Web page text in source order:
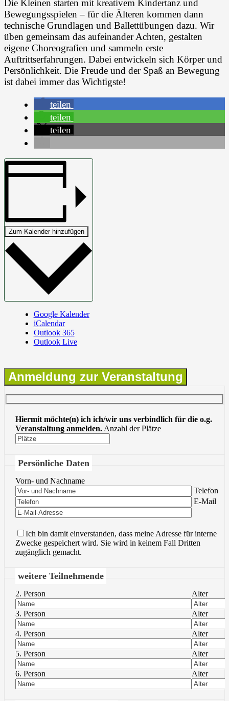
Die Kleinen starten mit kreativem Kindertanz und
Bewegungsspielen – für die Älteren kommen dann
technische Grundlagen und Ballettübungen dazu. Wir
üben gemeinsam das aufeinander Achten, gestalten
eigene Choreografien und sammeln erste
Auftrittserfahrungen. Dabei entwickeln sich Körper und
Persönlichkeit. Die Freude und der Spaß an Bewegung
ist dabei immer das Wichtigste!
teilen
teilen
teilen
Zum Kalender hinzufügen
Google Kalender
iCalendar
Outlook 365
Outlook Live
Anmeldung zur Veranstaltung
Hiermit möchte(n) ich ich/wir uns verbindlich für die o.g.
Veranstaltung anmelden.Anzahl der Plätze
Persönliche Daten
Vorn- und Nachname
Bitte lasse
Telefon
Bitte lasse
E-Mail
Ich bin damit einverstanden, dass meine Adresse für interne
Zwecke gespeichert wird. Sie wird in keinem Fall Dritten
zugänglich gemacht.
weitere Teilnehmende
2. Person Alter
3. Person Alter
4. Person Alter
5. Person Alter
6. Person Alter